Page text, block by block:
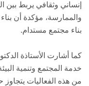
إنساني وثقافي يربط بين
والممارسة، مؤكدة أن
بناء مجتمع مستدام.
كما أشارت الأستاذة
خدمة المجتمع وتنمية
من هذه الفعاليات